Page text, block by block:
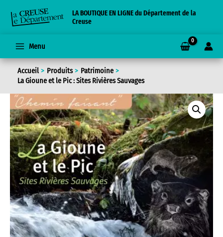
contenu
LA BOUTIQUE EN LIGNE du Département de la
Creuse
Menu
Accueil Produits
Patrimoine
La Gioune et le Pic : Sites Rivières Sauvages